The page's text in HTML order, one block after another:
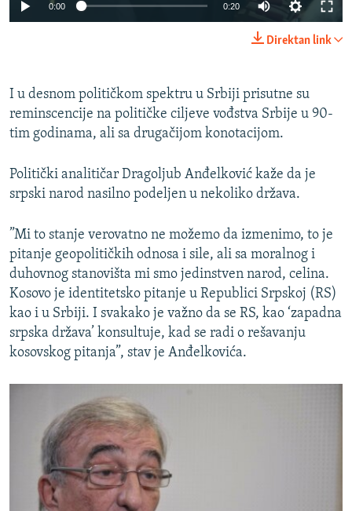
0:00 0:20
Direktan link
I u desnom političkom spektru u Srbiji prisutne su
reminscencije na političke ciljeve vođstva Srbije u 90-
tim godinama, ali sa drugačijom konotacijom.
Politički analitičar Dragoljub Anđelković kaže da je
srpski narod nasilno podeljen u nekoliko država.
”Mi to stanje verovatno ne možemo da izmenimo, to je
pitanje geopolitičkih odnosa i sile, ali sa moralnog i
duhovnog stanovišta mi smo jedinstven narod, celina.
Kosovo je identitetsko pitanje u Republici Srpskoj (RS)
kao i u Srbiji. I svakako je važno da se RS, kao ‘zapadna
srpska država’ konsultuje, kad se radi o rešavanju
kosovskog pitanja”, stav je Anđelkovića.